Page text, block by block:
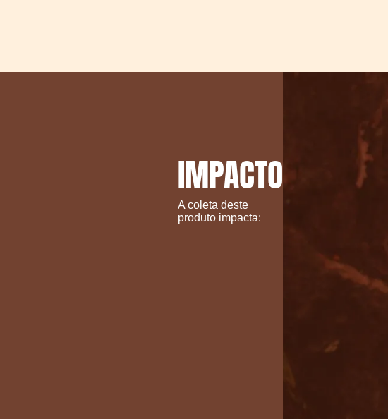
IMPACTO
A coleta deste
produto impacta: